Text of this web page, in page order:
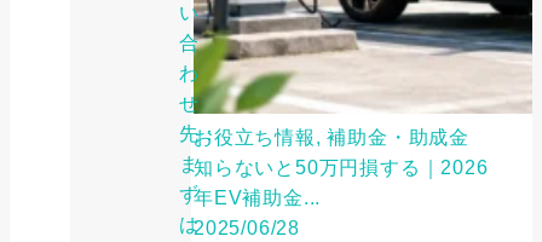
い
合
わ
せ
先：
ま
ず
は
お役立ち情報, 補助金・助成金
知らないと50万円損する｜2026
年EV補助金...
2025/06/28